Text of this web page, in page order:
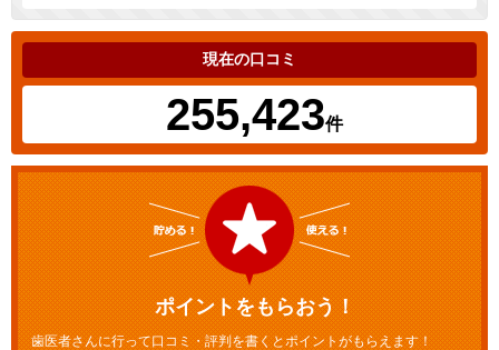
現在の口コミ
255,423件
ポイントをもらおう！
歯医者さんに行って口コミ・評判を書くとポイントがもらえます！